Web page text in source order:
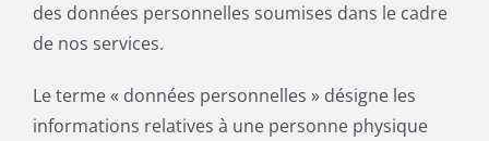
des données personnelles soumises dans le cadre
de nos services.
Le terme « données personnelles » désigne les
informations relatives à une personne physique